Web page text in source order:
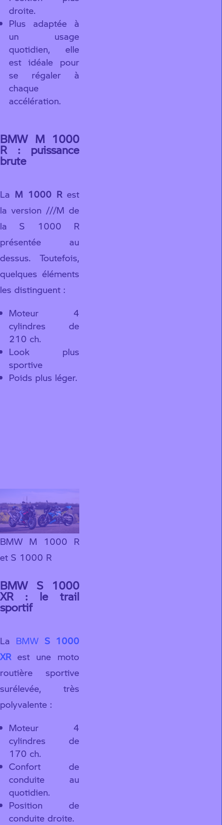
droite.
Plus adaptée à
un usage
quotidien, elle
est idéale pour
se régaler à
chaque
accélération.
BMW M 1000
R : puissance
brute
La M 1000 Rest
la version ///M de
la S 1000 R
présentée au
dessus. Toutefois,
quelques éléments
les distinguent :
Moteur 4
cylindres de
210 ch.
Look plus
sportive
Poids plus léger.
BMW M 1000 R
et S 1000 R
BMW S 1000
XR : le trail
sportif
La BMW S 1000
XRest une moto
routière sportive
surélevée, très
polyvalente :
Moteur 4
cylindres de
170 ch.
Confort de
conduite au
quotidien.
Position de
conduite droite.